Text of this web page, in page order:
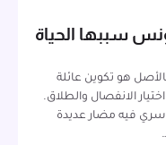
سببها الحياة
هو تكوين عائلة
الانفصال والطلاق.
فيه مضار عديدة